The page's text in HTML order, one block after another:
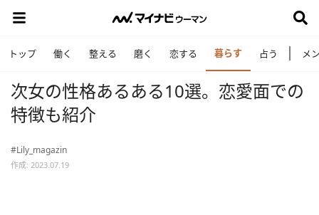
トップ 働く 整える 磨く 恋する 暮らす 占う メ
次女の性格あるある10選。恋愛面での
特徴も紹介
#Lily_magazin
作成: 2023.07.19